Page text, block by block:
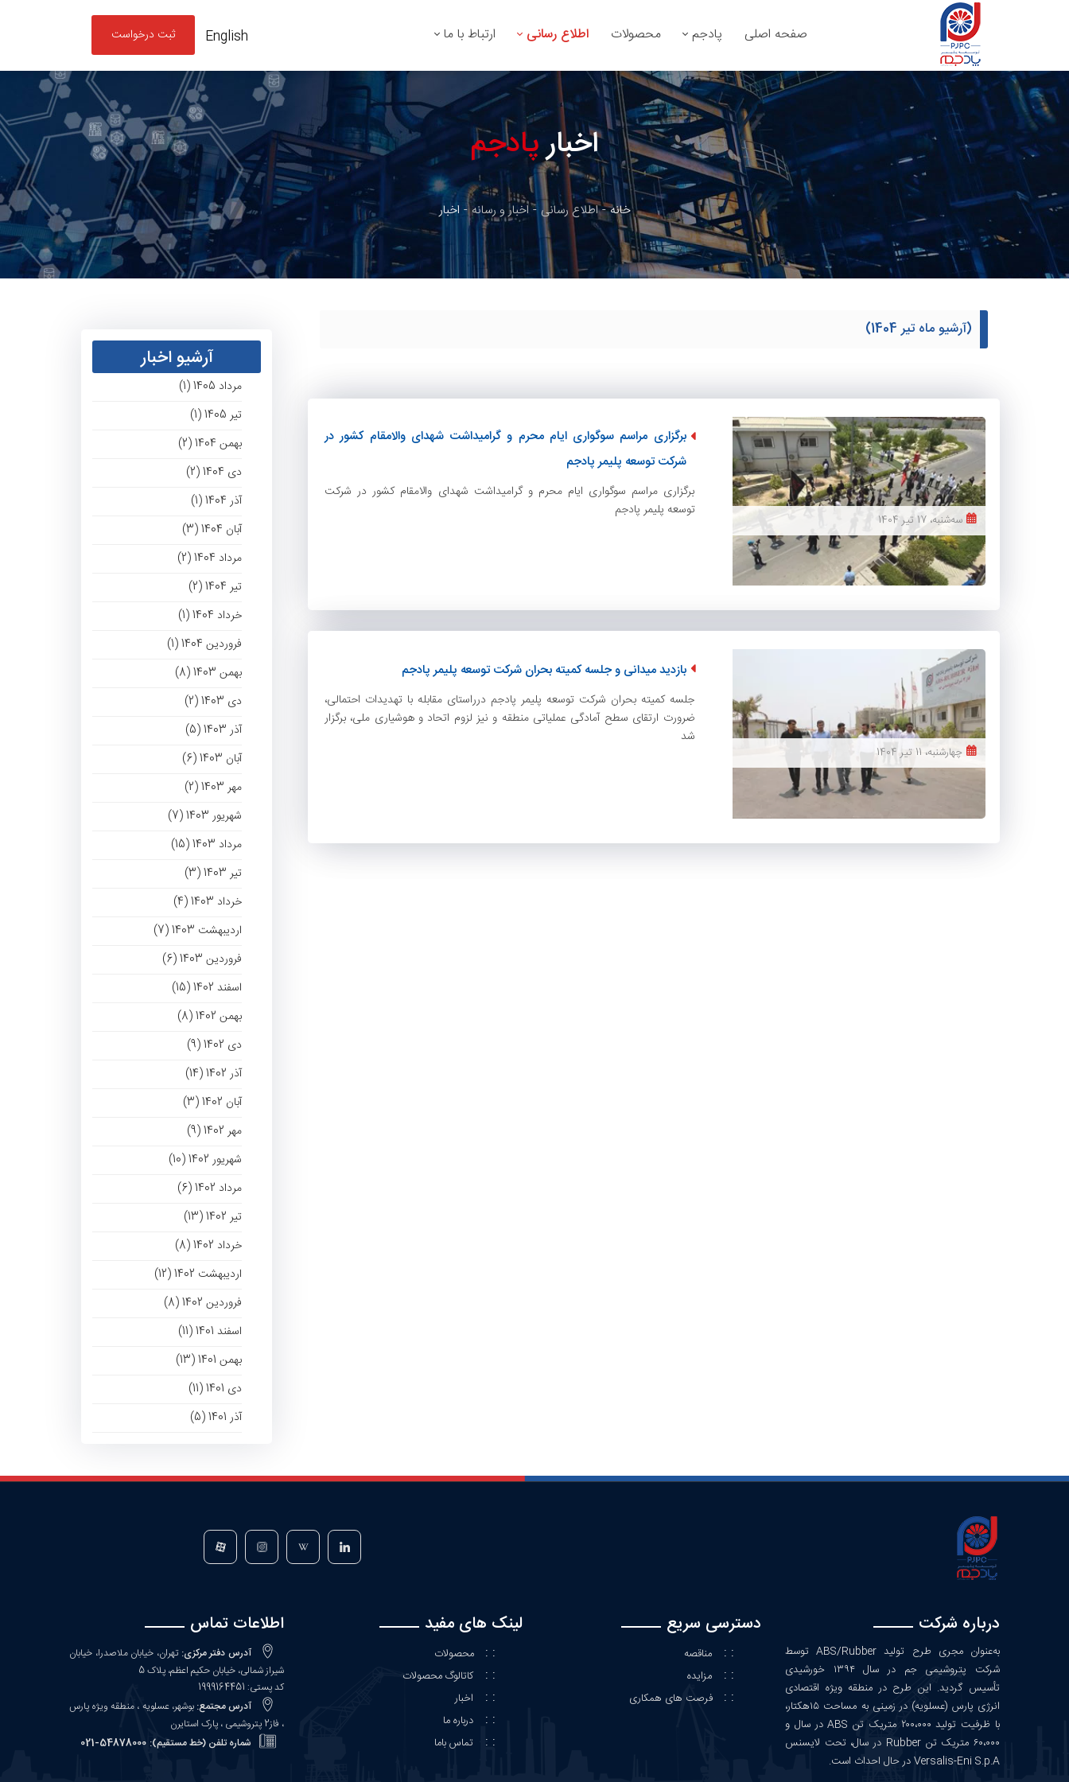
صفحه اصلی پادجم محصولات اطلاع رسانی ارتباط با ما English ثبت درخواست
اخبارپادجم
خانه اطلاع رسانی اخبار و رسانه اخبار
(آرشیو ماه تیر 1404)
ﺳﻪشنبه، 17 تیر 1404
برگزاری مراسم سوگواری ایام محرم و گرامیداشت شهدای والامقام کشور در
شرکت توسعه پلیمر پادجم
برگزاری مراسم سوگواری ایام محرم و گرامیداشت شهدای والامقام کشور در شرکت
توسعه پلیمر پادجم
چهارشنبه، 11 تیر 1404
بازدید میدانی و جلسه کمیته بحران شرکت توسعه پلیمر پادجم
جلسه کمیته بحران شرکت توسعه پلیمر پادجم درراستای مقابله با تهدیدات احتمالی،
ضرورت ارتقای سطح آمادگی عملیاتی منطقه و نیز لزوم اتحاد و هوشیاری ملی، برگزار
شد
آرشیو اخبار
مرداد 1405 (1)
تیر 1405 (1)
بهمن 1404 (2)
دی 1404 (2)
آذر 1404 (1)
آبان 1404 (3)
مرداد 1404 (2)
تیر 1404 (2)
خرداد 1404 (1)
فروردین 1404 (1)
بهمن 1403 (8)
دی 1403 (2)
آذر 1403 (5)
آبان 1403 (6)
مهر 1403 (2)
شهریور 1403 (7)
مرداد 1403 (15)
تیر 1403 (3)
خرداد 1403 (4)
اردیبهشت 1403 (7)
فروردین 1403 (6)
اسفند 1402 (15)
بهمن 1402 (8)
دی 1402 (9)
آذر 1402 (14)
آبان 1402 (3)
مهر 1402 (9)
شهریور 1402 (10)
مرداد 1402 (6)
تیر 1402 (13)
خرداد 1402 (8)
اردیبهشت 1402 (12)
فروردین 1402 (8)
اسفند 1401 (11)
بهمن 1401 (13)
دی 1401 (11)
آذر 1401 (5)
درباره شرکت
به‌عنوان مجری طرح تولید ABS/Rubber توسط
شرکت پتروشیمی جم در سال ۱۳۹۴ خورشیدی
تأسیس گردید. این طرح در منطقه ویژه اقتصادی
انرژی پارس (عسلویه) در زمینی به مساحت ۱۵هکتار،
با ظرفیت تولید ۲۰۰،۰۰۰ متریک تن ABS در سال و
۶۰،۰۰۰ متریک تن Rubber در سال، تحت لایسنس
Versalis-Eni S.p.A در حال احداث است.
دسترسی سریع
: : مناقصه
: : مزایده
: : فرصت های همکاری
لینک های مفید
: : محصولات
: :کاتالوگ محصولات
: : اخبار
: : درباره ما
: : تماس باما
اطلاعات تماس
آدرس دفتر مرکزی: تهران، خیابان ملاصدرا، خیابان
شیراز شمالی، خیابان حکیم اعظم، پلاک 5
کد پستی: 1999164451
آدرس مجتمع: بوشهر، عسلویه ، منطقه ویژه پارس
، فاز2 پتروشیمی ، پارک استایرن
شماره تلفن (خط مستقیم): 54878000-021